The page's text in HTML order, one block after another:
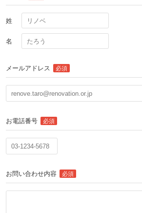
姓
名
メールアドレス 必須
お電話番号 必須
お問い合わせ内容 必須